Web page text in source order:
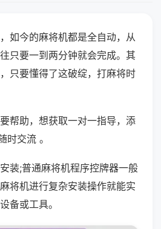
如今的麻将机都是全自动，从
只要一到两分钟就会完成。其
只要懂得了这破绽，打麻将时
帮助，想获取一对一指导，添
交流 。
装;普通麻将机程序控牌器一般
将机进行复杂安装操作就能实
备或工具。